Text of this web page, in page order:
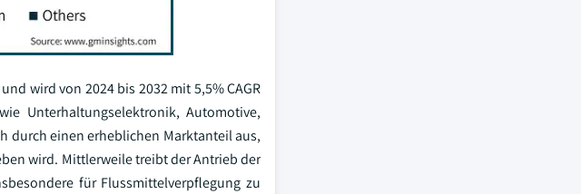
wird von 2024 bis 2032 mit 5,5% CAGR
Unterhaltungselektronik, Automotive,
durch einen erheblichen Marktanteil aus,
wird. Mittlerweile treibt der Antrieb der
für Flussmittelverpflegung zu